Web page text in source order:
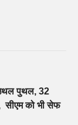
पुथल, 32
को भी सेफ